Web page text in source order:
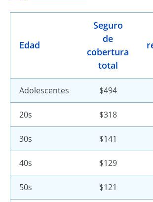
Edad
Seguro
de
cobertura
total
Adolescentes $494
20s $318
30s $141
40s $129
50s $121